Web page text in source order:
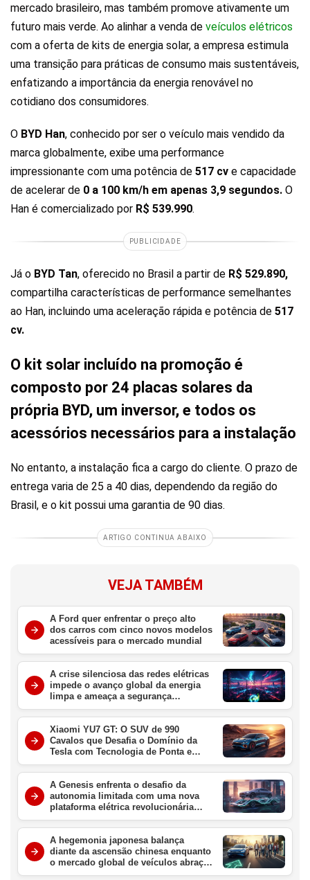
mercado brasileiro, mas também promove ativamente um
futuro mais verde. Ao alinhar a venda de veículos elétricos
com a oferta de kits de energia solar, a empresa estimula
uma transição para práticas de consumo mais sustentáveis,
enfatizando a importância da energia renovável no
cotidiano dos consumidores.
O BYD Han, conhecido por ser o veículo mais vendido da
marca globalmente, exibe uma performance
impressionante com uma potência de 517 cv e capacidade
de acelerar de 0 a 100 km/h em apenas 3,9 segundos. O
Han é comercializado por R$ 539.990.
PUBLICIDADE
Já o BYD Tan, oferecido no Brasil a partir de R$ 529.890,
compartilha características de performance semelhantes
ao Han, incluindo uma aceleração rápida e potência de 517
cv.
O kit solar incluído na promoção é
composto por 24 placas solares da
própria BYD, um inversor, e todos os
acessórios necessários para a instalação
No entanto, a instalação fica a cargo do cliente. O prazo de
entrega varia de 25 a 40 dias, dependendo da região do
Brasil, e o kit possui uma garantia de 90 dias.
ARTIGO CONTINUA ABAIXO
VEJA TAMBÉM
A Ford quer enfrentar o preço alto
dos carros com cinco novos modelos
acessíveis para o mercado mundial
A crise silenciosa das redes elétricas
impede o avanço global da energia
limpa e ameaça a segurança
energética
Xiaomi YU7 GT: O SUV de 990
Cavalos que Desafia o Domínio da
Tesla com Tecnologia de Ponta e
Velocidade Extrema
A Genesis enfrenta o desafio da
autonomia limitada com uma nova
plataforma elétrica revolucionária
para redefinir o luxo em 2027
A hegemonia japonesa balança
diante da ascensão chinesa enquanto
o mercado global de veículos abraça
a era elétrica definitiva